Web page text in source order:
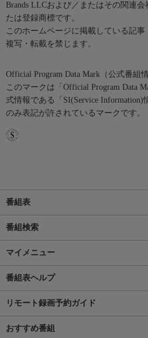
Brands LLCおよび／またはその関連
たは登録商標です。
このホームページに掲載している記
複写・転載を禁じます。
Official Program Data Mark（公式番組
このマークは「Official Program Data
式情報である「SI(Service
のみ表記が許されているマークです。
番組表
番組検索
マイメニュー
番組表ヘルプ
リモート録画予約ガイド
おすすめ番組